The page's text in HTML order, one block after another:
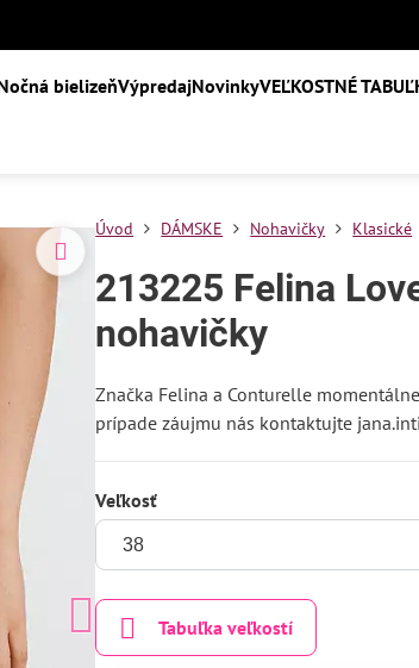
bielizeňVýpredajNovinkyVEĽKOSTNÉ
Úvod DÁMSKE Nohavičky Klasické
213225 Felina
nohavičky
Značka Felina a Conturelle
prípade záujmu nás kontaktujte
Veľkosť
Tabuľka veľkostí